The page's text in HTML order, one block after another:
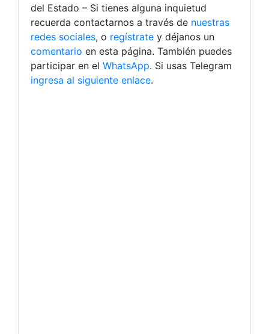
del Estado – Si tienes alguna inquietud
recuerda contactarnos a través de nuestras
redes sociales, o regístrate y déjanos un
comentario en esta página. También puedes
participar en el WhatsApp. Si usas Telegram
ingresa al siguiente enlace.